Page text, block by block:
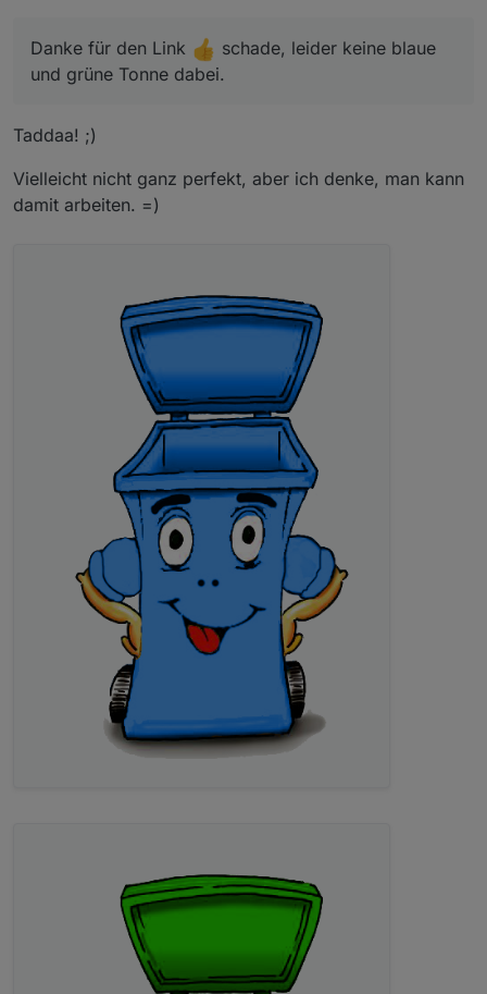
grüne Tonne dabei.
Danke für den Link
schade, leider keine blaue
und grüne Tonne dabei.
Taddaa! ;)
Vielleicht nicht ganz perfekt, aber ich denke, man kann
damit arbeiten. =)